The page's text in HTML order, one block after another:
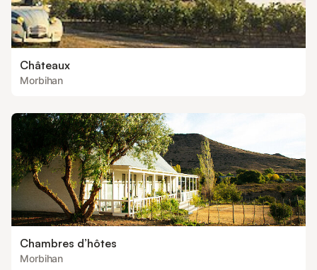
Châteaux
Morbihan
Chambres d’hôtes
Morbihan